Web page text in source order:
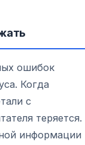
ошибок
Когда
с
теряется.
информации